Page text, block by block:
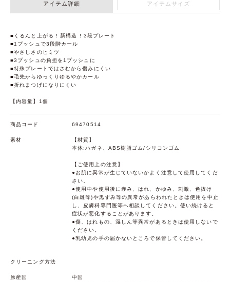
アイテム詳細 アイテムサイズ
■くるんと上がる ! 新構造 ! 3段プレート
■1プッシュで3段階カール
■やさしさのヒミツ
■3プッシュの負担を1プッシュに
■特殊プレートではさむから傷みにくい
■毛先からゆっくりゆるやかカール
■折れまつげになりにくい
【内容量】1個
商品コード 69470514
素材
【材質】
本体:ハガネ、ABS樹脂ゴム/シリコンゴム
【ご使用上の注意】
●お肌に異常が生じていないかよく注意して使用してくだ
さい。
●使用中や使用後に赤み、はれ、かゆみ、刺激、色抜け
(白斑等)や黒ずみ等の異常があらわれたときは使用を中止
し、皮膚科専門医等へ相談してください。使い続けると
症状が悪化することがあります。
●傷、はれもの、湿しん等異常があるときは使用しないで
ください。
●乳幼児の手の届かないところで保管してください。
クリーニング方法
原産国
中国